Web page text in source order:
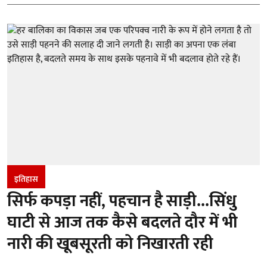
इतिहास
सिर्फ कपड़ा नहीं, पहचान है साड़ी...सिंधु
घाटी से आज तक कैसे बदलते दौर में भी
नारी की खूबसूरती को निखारती रही